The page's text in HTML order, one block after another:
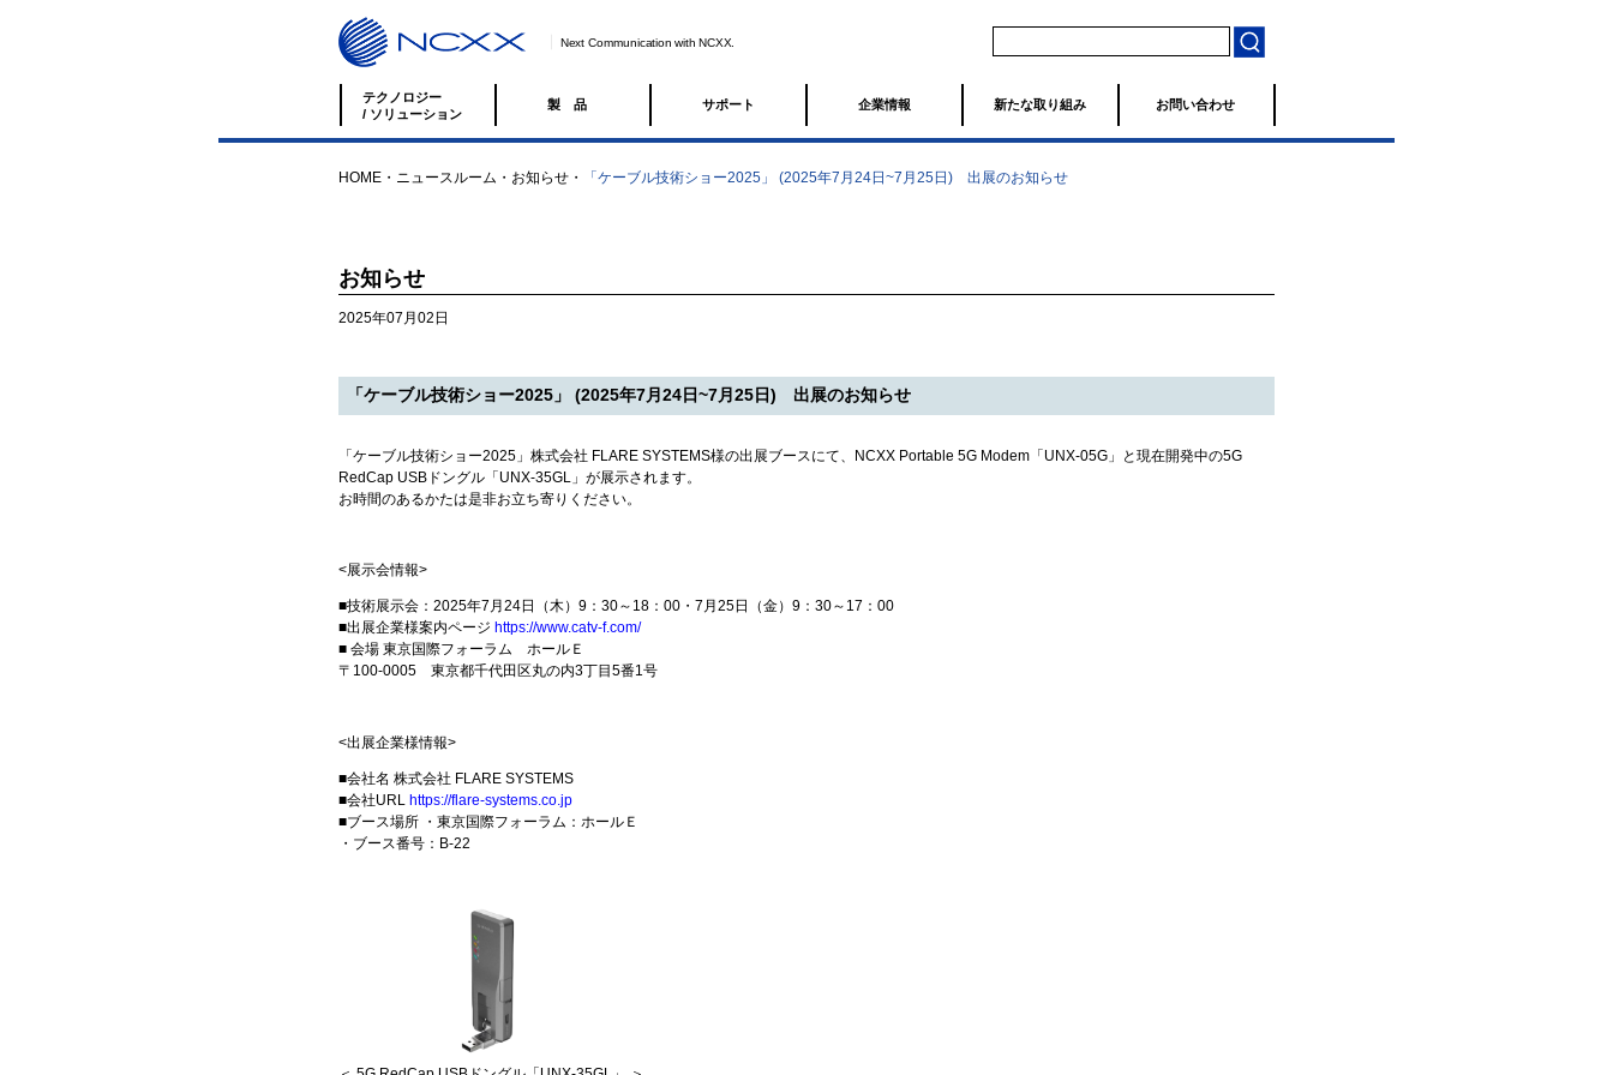
Next Communication with NCXX.
テクノロジー
/ ソリューション
製品 サポート 企業情報 新たな取り組み お問い合わせ
HOME ・ ニュースルーム ・ お知らせ ・ 「ケーブル技術ショー2025」 (2025年7月24日~7月25日) 出展のお知らせ
お知らせ
2025年07月02日
「ケーブル技術ショー2025」 (2025年7月24日~7月25日) 出展のお知らせ
「ケーブル技術ショー2025」株式会社 FLARE SYSTEMS様の出展ブースにて、NCXX Portable 5G Modem「UNX-05G」と現在開発中の5G
RedCap USBドングル「UNX-35GL」が展示されます。
お時間のあるかたは是非お立ち寄りください。
<展示会情報>
■技術展示会：2025年7月24日（木）9：30～18：00・7月25日（金）9：30～17：00
■出展企業様案内ページ https://www.catv-f.com/
■ 会場 東京国際フォーラム ホールＥ
〒100-0005 東京都千代田区丸の内3丁目5番1号
<出展企業様情報>
■会社名 株式会社 FLARE SYSTEMS
■会社URL https://flare-systems.co.jp
■ブース場所 ・東京国際フォーラム：ホールＥ
・ブース番号：B-22